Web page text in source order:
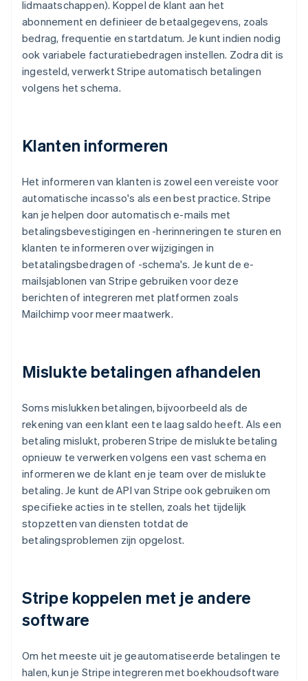
lidmaatschappen). Koppel de klant aan het
abonnement en definieer de betaalgegevens, zoals
bedrag, frequentie en startdatum. Je kunt indien nodig
ook variabele facturatiebedragen instellen. Zodra dit is
ingesteld, verwerkt Stripe automatisch betalingen
volgens het schema.
Klanten informeren
Het informeren van klanten is zowel een vereiste voor
automatische incasso's als een best practice. Stripe
kan je helpen door automatisch e-mails met
betalingsbevestigingen en -herinneringen te sturen en
klanten te informeren over wijzigingen in
betatalingsbedragen of -schema's. Je kunt de e-
mailsjablonen van Stripe gebruiken voor deze
berichten of integreren met platformen zoals
Mailchimp voor meer maatwerk.
Mislukte betalingen afhandelen
Soms mislukken betalingen, bijvoorbeeld als de
rekening van een klant een te laag saldo heeft. Als een
betaling mislukt, proberen Stripe de mislukte betaling
opnieuw te verwerken volgens een vast schema en
informeren we de klant en je team over de mislukte
betaling. Je kunt de API van Stripe ook gebruiken om
specifieke acties in te stellen, zoals het tijdelijk
stopzetten van diensten totdat de
betalingsproblemen zijn opgelost.
Stripe koppelen met je andere
software
Om het meeste uit je geautomatiseerde betalingen te
halen, kun je Stripe integreren met boekhoudsoftware